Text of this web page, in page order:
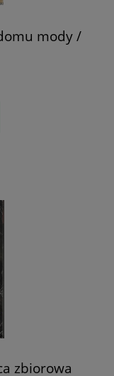
mody /
zbiorowa